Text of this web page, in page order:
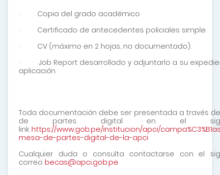
· Copia del grado académico
· Certificado de antecedentes policiales simple
· CV (máximo en 2 hojas, no documentado).
· Job Report desarrollado y adjuntarlo a su
aplicación
Toda documentación debe ser presentada a través
de partes digital en el
link https://www.gob.pe/institucion/apci/
mesa-de-partes-digital-de-la-apci
Cualquier duda o consulta contactarse con el
correo becas@apci.gob.pe